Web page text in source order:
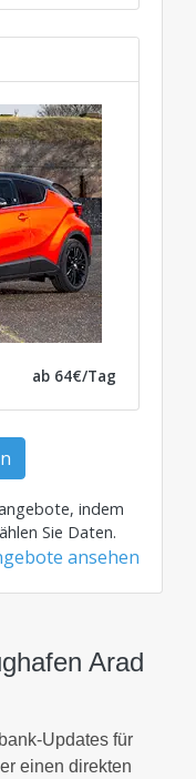
ab 64€/Tag
indem
Sie Daten.
ansehen
Arad
Updates für
einen direkten